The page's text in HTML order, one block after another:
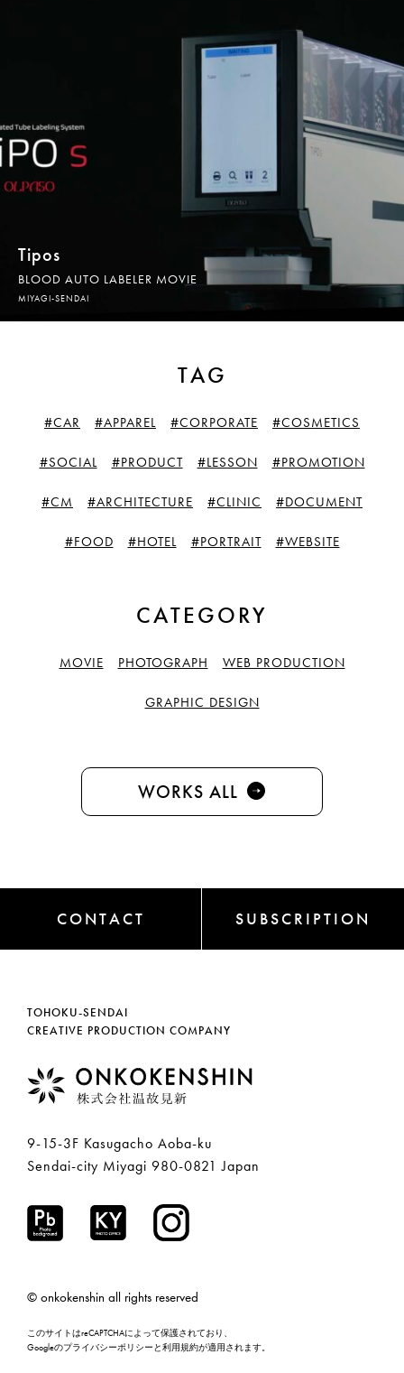
Tipos
BLOOD AUTO LABELER MOVIE
MIYAGI-SENDAI
TAG
#CAR #APPAREL #CORPORATE #COSMETICS
#SOCIAL #PRODUCT #LESSON #PROMOTION
#CM #ARCHITECTURE #CLINIC #DOCUMENT
#FOOD #HOTEL #PORTRAIT #WEBSITE
CATEGORY
MOVIE PHOTOGRAPH WEB PRODUCTION
GRAPHIC DESIGN
WORKS ALL
CONTACT SUBSCRIPTION
TOHOKU-SENDAI
CREATIVE PRODUCTION COMPANY
9-15-3F Kasugacho Aoba-ku
Sendai-city Miyagi 980-0821 Japan
© onkokenshin all rights reserved
このサイトはreCAPTCHAによって保護されており、
Googleのプライバシーポリシーと利用規約が適用されます。